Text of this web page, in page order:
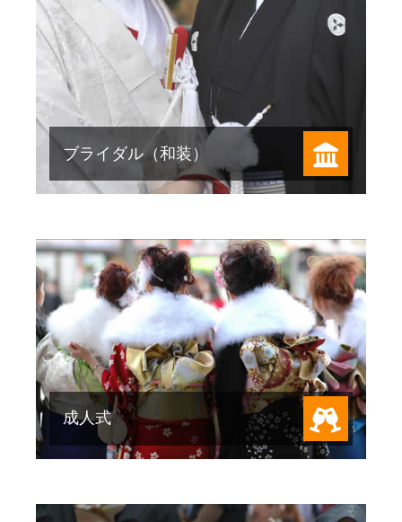
ブライダル（和装）
成人式
一生で一度の思い出。成人式をサポー
トします。
HOT PEPPER Beauty で見る
お祭り支度のお手伝いいたします。
HOT PEPPER Beauty で見る